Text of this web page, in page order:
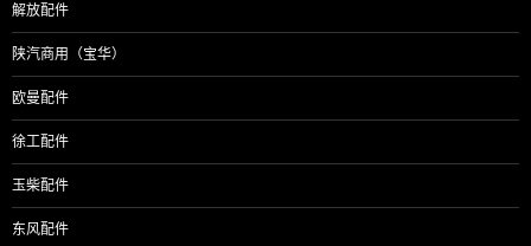
解放配件
陕汽商用（宝华）
欧曼配件
徐工配件
玉柴配件
东风配件